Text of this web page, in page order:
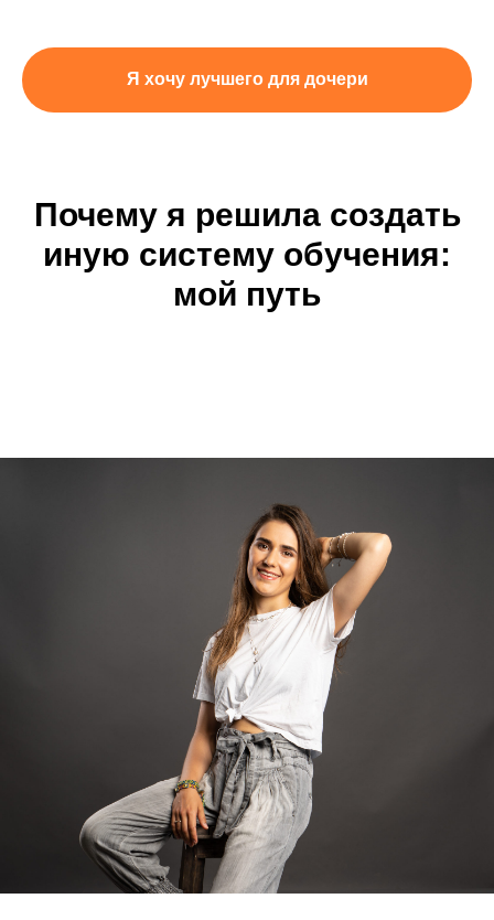
Я хочу лучшего для дочери
Почему я решила создать
иную систему обучения:
мой путь